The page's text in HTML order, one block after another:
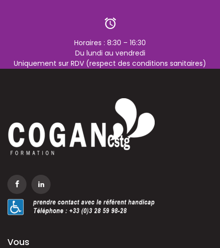
Horaires : 8:30 – 16:30
Du lundi au vendredi
Uniquement sur RDV (respect des conditions sanitaires)
Vous